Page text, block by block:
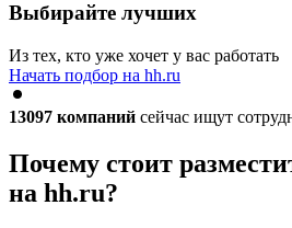
Выбирайте лучших
Из тех, кто уже хочет у вас работать
Начать подбор на hh.ru
13097 компаний сейчас ищут
Почему стоит
на hh.ru?